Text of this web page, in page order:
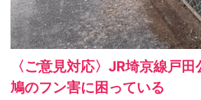
〈ご意見対応〉JR埼京線戸
鳩のフン害に困っている